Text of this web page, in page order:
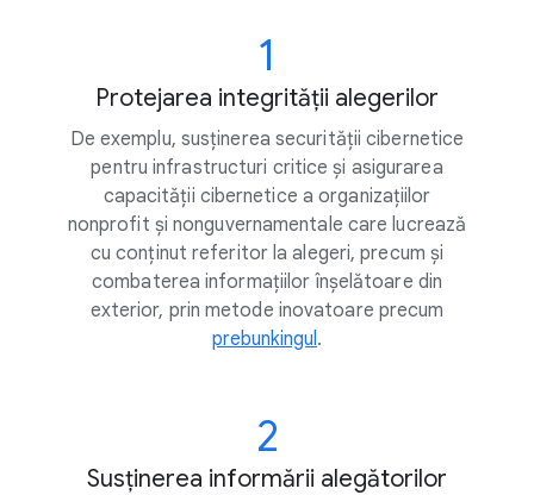
1
Protejarea integrității alegerilor
De exemplu, susținerea securității cibernetice
pentru infrastructuri critice și asigurarea
capacității cibernetice a organizațiilor
nonprofit și nonguvernamentale care lucrează
cu conținut referitor la alegeri, precum și
combaterea informațiilor înșelătoare din
exterior, prin metode inovatoare precum
prebunkingul .
2
Susținerea informării alegătorilor